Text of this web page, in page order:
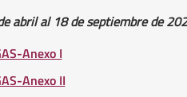
abril al 18 de septiembre de
Anexo I
Anexo II